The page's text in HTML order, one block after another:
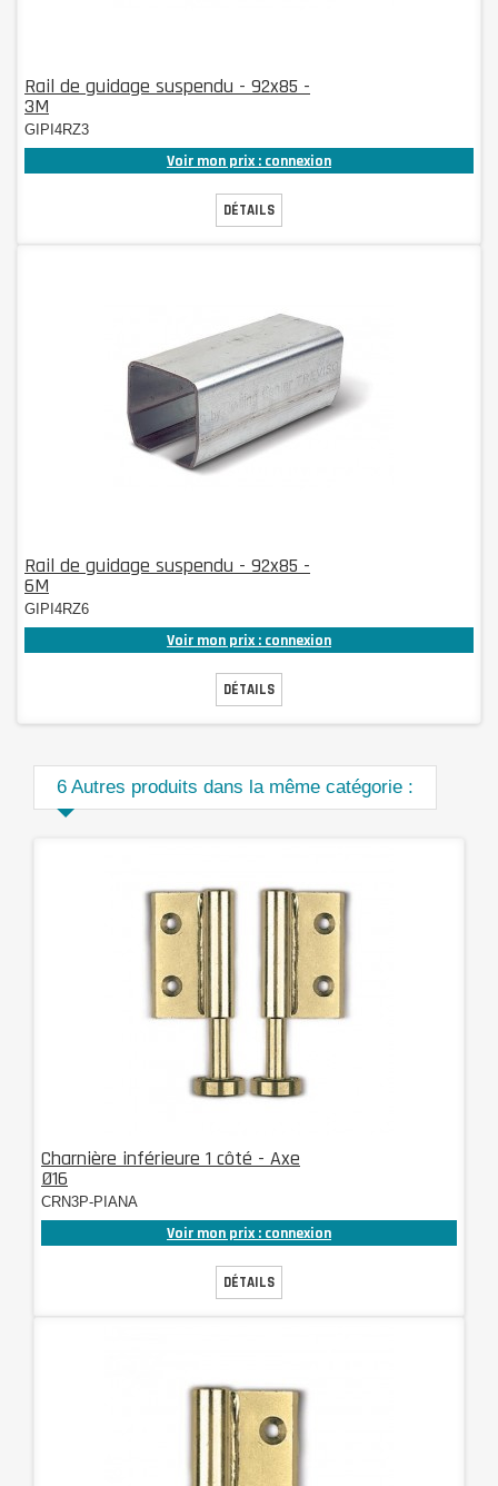
Rail de guidage suspendu - 92x85 -
3M
GIPI4RZ3
Voir mon prix : connexion
DÉTAILS
Rail de guidage suspendu - 92x85 -
6M
GIPI4RZ6
Voir mon prix : connexion
DÉTAILS
6 Autres produits dans la même catégorie :
Charnière inférieure 1 côté - Axe
Ø16
CRN3P-PIANA
Voir mon prix : connexion
DÉTAILS